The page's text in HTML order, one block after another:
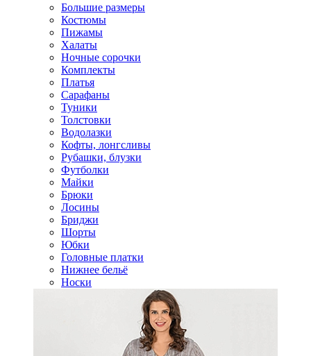
Большие размеры
Костюмы
Пижамы
Халаты
Ночные сорочки
Комплекты
Платья
Сарафаны
Туники
Толстовки
Водолазки
Кофты, лонгсливы
Рубашки, блузки
Футболки
Майки
Брюки
Лосины
Бриджи
Шорты
Юбки
Головные платки
Нижнее бельё
Носки